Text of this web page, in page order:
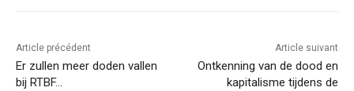
Article précédent
Er zullen meer doden vallen
bij RTBF…
Article suivant
Ontkenning van de dood en
kapitalisme tijdens de